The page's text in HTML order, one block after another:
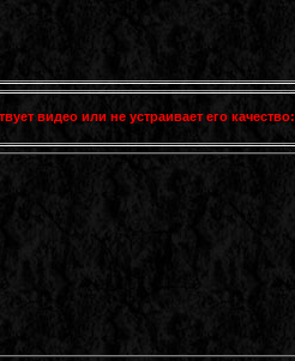
видео или не устраивает его качество: